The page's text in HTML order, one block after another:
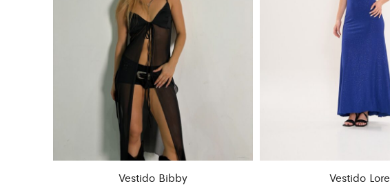
Vestido Bibby Vestido Lore